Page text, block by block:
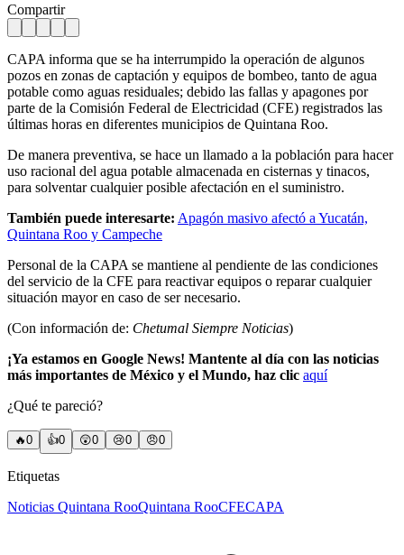
Compartir
CAPA informa que se ha interrumpido la operación de algunos
pozos en zonas de captación y equipos de bombeo, tanto de agua
potable como aguas residuales; debido las fallas y apagones por
parte de la Comisión Federal de Electricidad (CFE) registrados las
últimas horas en diferentes municipios de Quintana Roo.
De manera preventiva, se hace un llamado a la población para hacer
uso racional del agua potable almacenada en cisternas y tinacos,
para solventar cualquier posible afectación en el suministro.
También puede interesarte: Apagón masivo afectó a Yucatán,
Quintana Roo y Campeche
Personal de la CAPA se mantiene al pendiente de las condiciones
del servicio de la CFE para reactivar equipos o reparar cualquier
situación mayor en caso de ser necesario.
(Con información de: Chetumal Siempre Noticias)
¡Ya estamos en Google News! Mantente al día con las noticias
más importantes de México y el Mundo, haz clic aquí
¿Qué te pareció?
🔥0 👍0 😲0 😢0 😠0
Etiquetas
Noticias Quintana RooQuintana RooCFECAPA